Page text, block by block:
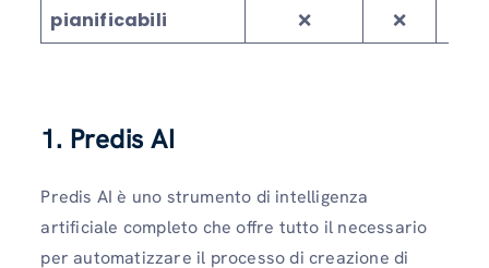
pianificabili
❌ ❌
1. Predis AI
Predis AI è uno strumento di intelligenza
artificiale completo che offre tutto il necessario
per automatizzare il processo di creazione di